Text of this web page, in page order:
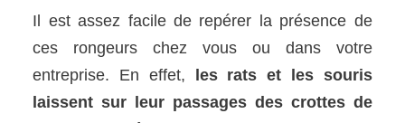
Il est assez facile de repérer la présence de
ces rongeurs chez vous ou dans votre
entreprise. En effet,
les rats et les souris
laissent sur leur passages des crottes de